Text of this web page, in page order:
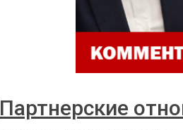
Партнерские